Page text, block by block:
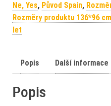
Ne, Yes, Původ Spain,
Rozměry produktu 136*96 cm
let
Popis Další informace
Popis